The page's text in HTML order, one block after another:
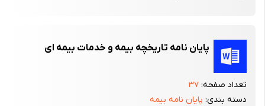
پایان نامه تاریخچه بیمه و خدمات بیمه ای
تعداد صفحه: ۳۷
دسته بندی: پایان نامه بیمه